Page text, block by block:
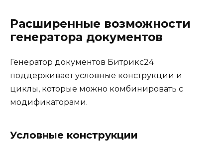
Расширенные возможности
генератора документов
Генератор документов Битрикс24
поддерживает условные конструкции и
циклы, которые можно комбинировать с
модификаторами.
Условные конструкции